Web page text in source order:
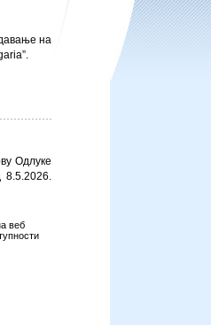
на
Одлуке
8.5.2026.
веб